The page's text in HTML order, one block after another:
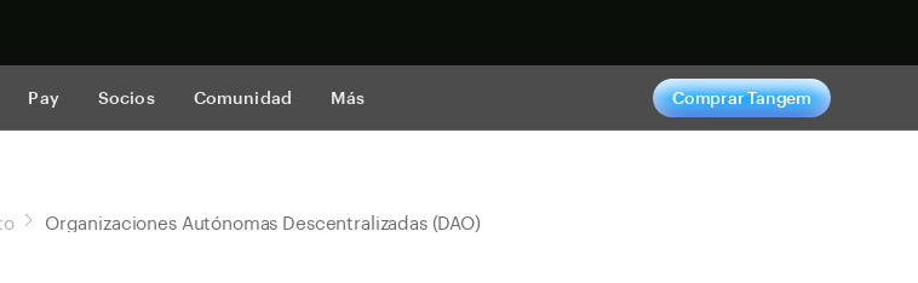
Pay Socios Comunidad Más Comprar Tangem
Organizaciones Autónomas Descentralizadas (DAO)